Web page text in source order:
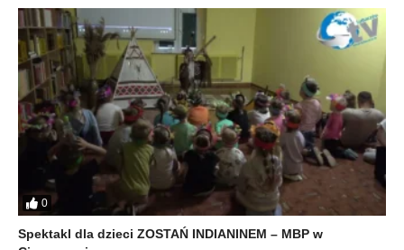
0
Spektakl dla dzieci ZOSTAŃ INDIANINEM – MBP w